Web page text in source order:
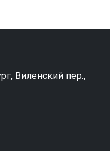
Виленский пер.,